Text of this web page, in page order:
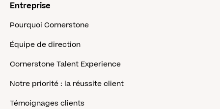
Entreprise
Pourquoi Cornerstone
Équipe de direction
Cornerstone Talent Experience
Notre priorité : la réussite client
Témoignages clients